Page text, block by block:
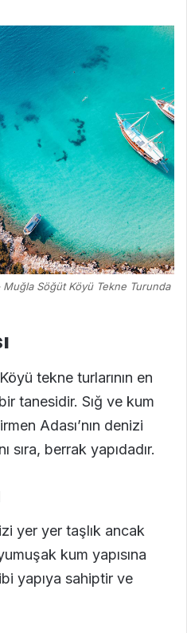
Muğla Söğüt Köyü Tekne Turunda
tekne turlarının en
tanesidir. Sığ ve kum
Adası’nın denizi
sıra, berrak yapıdadır.
yer yer taşlık ancak
kum yapısına
yapıya sahiptir ve